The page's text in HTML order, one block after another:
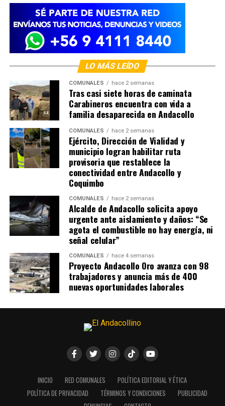
LO MÁS LEÍDO
COMUNALES hace 2 semanas
Tras casi siete horas de caminata
Carabineros encuentra con vida a
familia desaparecida en Andacollo
COMUNALES hace 2 semanas
Ejército, Dirección de Vialidad y
municipio logran habilitar ruta
provisoria que restablece la
conectividad entre Andacollo y
Coquimbo
COMUNALES hace 2 semanas
Alcalde de Andacollo solicita apoyo
urgente ante aislamiento y daños: “Se
agota el combustible no hay energía, ni
señal celular”
COMUNALES hace 4 semanas
Proyecto Andacollo Oro avanza con 98
trabajadores y anuncia más de 400
nuevas oportunidades laborales
INICIO RED COMUNALES
POLÍTICA EDITORIAL Y ÉTICA
POLÍTICA DE PRIVACIDAD
TÉRMINOS Y CONDICIONES
PUBLICIDAD